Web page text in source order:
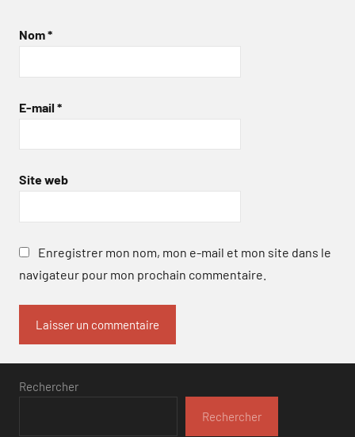
Nom*
E-mail *
Site web
Enregistrer mon nom, mon e-mail et mon site dans le
navigateur pour mon prochain commentaire.
Rechercher
Rechercher